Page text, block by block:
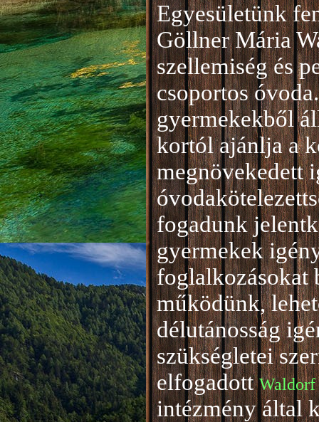
Egyesületünk
Göllner Mária
szellemiség és
csoportos
gyermekekből
kortól ajánlja a
megnövekedett
fogadunk
gyermekek
foglalkozásokat
működünk,
délutánosság
szükségletei
elfogadott Waldorf
intézmény által